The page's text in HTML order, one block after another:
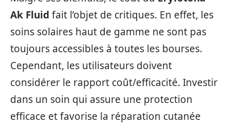
Ak Fluid fait l’objet de critiques. En effet, les
soins solaires haut de gamme ne sont pas
toujours accessibles à toutes les bourses.
Cependant, les utilisateurs doivent
considérer le rapport coût/efficacité. Investir
dans un soin qui assure une protection
efficace et favorise la réparation cutanée